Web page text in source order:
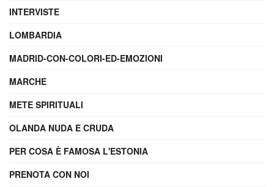
INTERVISTE
LOMBARDIA
MADRID-CON-COLORI-ED-EMOZIONI
MARCHE
METE SPIRITUALI
OLANDA NUDA E CRUDA
PER COSA È FAMOSA L'ESTONIA
PRENOTA CON NOI